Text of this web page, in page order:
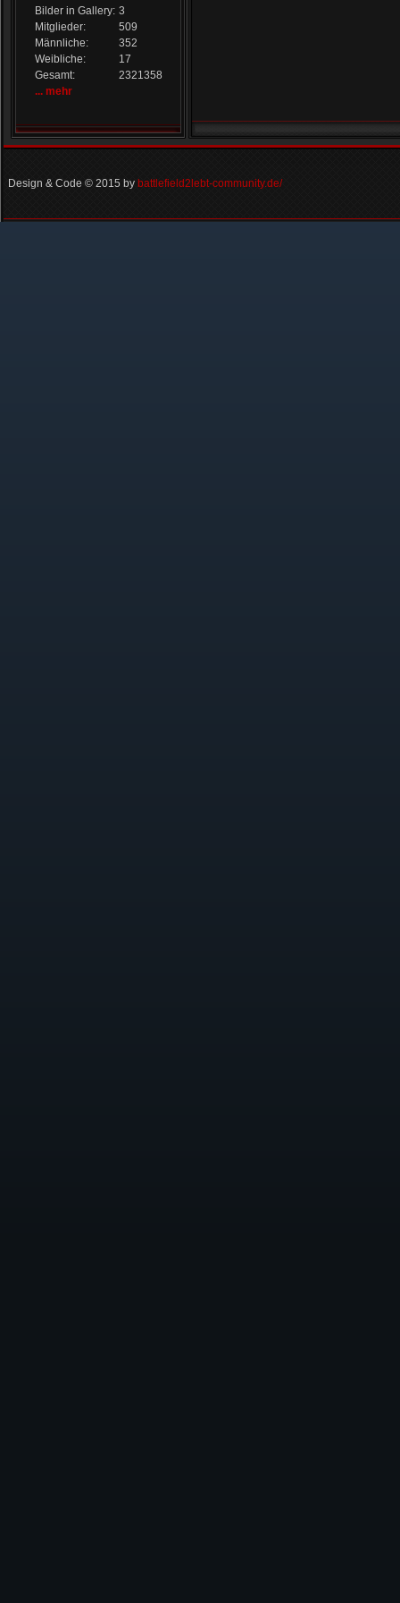
Bilder in Gallery: 3
Mitglieder:
509
Männliche:
352
Weibliche:
17
Gesamt:
2321358
... mehr
Design & Code © 2015 by battlefield2lebt-community.de/